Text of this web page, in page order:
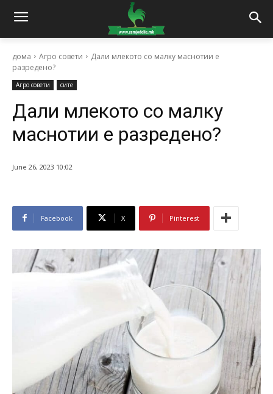
дома Агро совети
Дали млекото со малку маснотии е
разредено?
Агро совети сите
Дали млекото со малку
маснотии е разредено?
June 26, 2023 10:02
Facebook X Pinterest